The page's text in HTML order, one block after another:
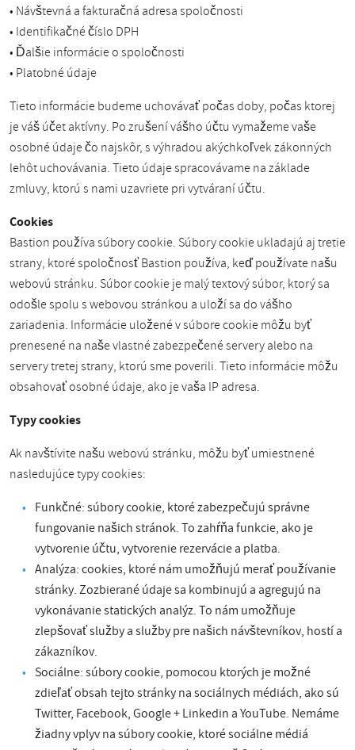
• Návštevná a fakturačná adresa spoločnosti
• Identifikačné číslo DPH
• Ďalšie informácie o spoločnosti
• Platobné údaje
Tieto informácie budeme uchovávať počas doby, počas ktorej
je váš účet aktívny. Po zrušení vášho účtu vymažeme vaše
osobné údaje čo najskôr, s výhradou akýchkoľvek zákonných
lehôt uchovávania. Tieto údaje spracovávame na základe
zmluvy, ktorú s nami uzavriete pri vytváraní účtu.
Cookies
Bastion používa súbory cookie. Súbory cookie ukladajú aj tretie
strany, ktoré spoločnosť Bastion používa, keď používate našu
webovú stránku. Súbor cookie je malý textový súbor, ktorý sa
odošle spolu s webovou stránkou a uloží sa do vášho
zariadenia. Informácie uložené v súbore cookie môžu byť
prenesené na naše vlastné zabezpečené servery alebo na
servery tretej strany, ktorú sme poverili. Tieto informácie môžu
obsahovať osobné údaje, ako je vaša IP adresa.
Typy cookies
Ak navštívite našu webovú stránku, môžu byť umiestnené
nasledujúce typy cookies:
Funkčné: súbory cookie, ktoré zabezpečujú správne
fungovanie našich stránok. To zahŕňa funkcie, ako je
vytvorenie účtu, vytvorenie rezervácie a platba.
Analýza: cookies, ktoré nám umožňujú merať používanie
stránky. Zozbierané údaje sa kombinujú a agregujú na
vykonávanie statických analýz. To nám umožňuje
zlepšovať služby a služby pre našich návštevníkov, hostí a
zákazníkov.
Sociálne: súbory cookie, pomocou ktorých je možné
zdieľať obsah tejto stránky na sociálnych médiách, ako sú
Twitter, Facebook, Google + Linkedin a YouTube. Nemáme
žiadny vplyv na súbory cookie, ktoré sociálne médiá